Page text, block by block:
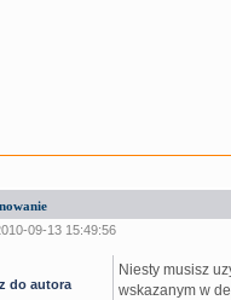
09-13 15:49:56
do autora
Niesty musisz
wskazanym w